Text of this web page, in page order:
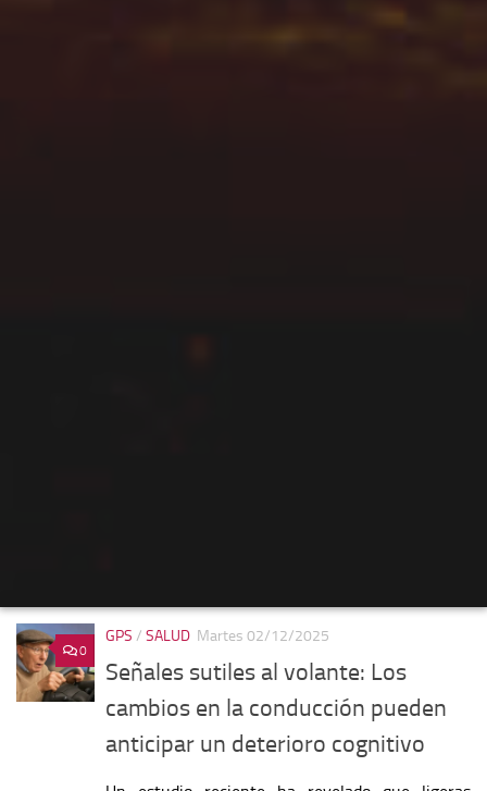
0
GPS / SALUD Martes 02/12/2025
Señales sutiles al volante: Los
cambios en la conducción pueden
anticipar un deterioro cognitivo